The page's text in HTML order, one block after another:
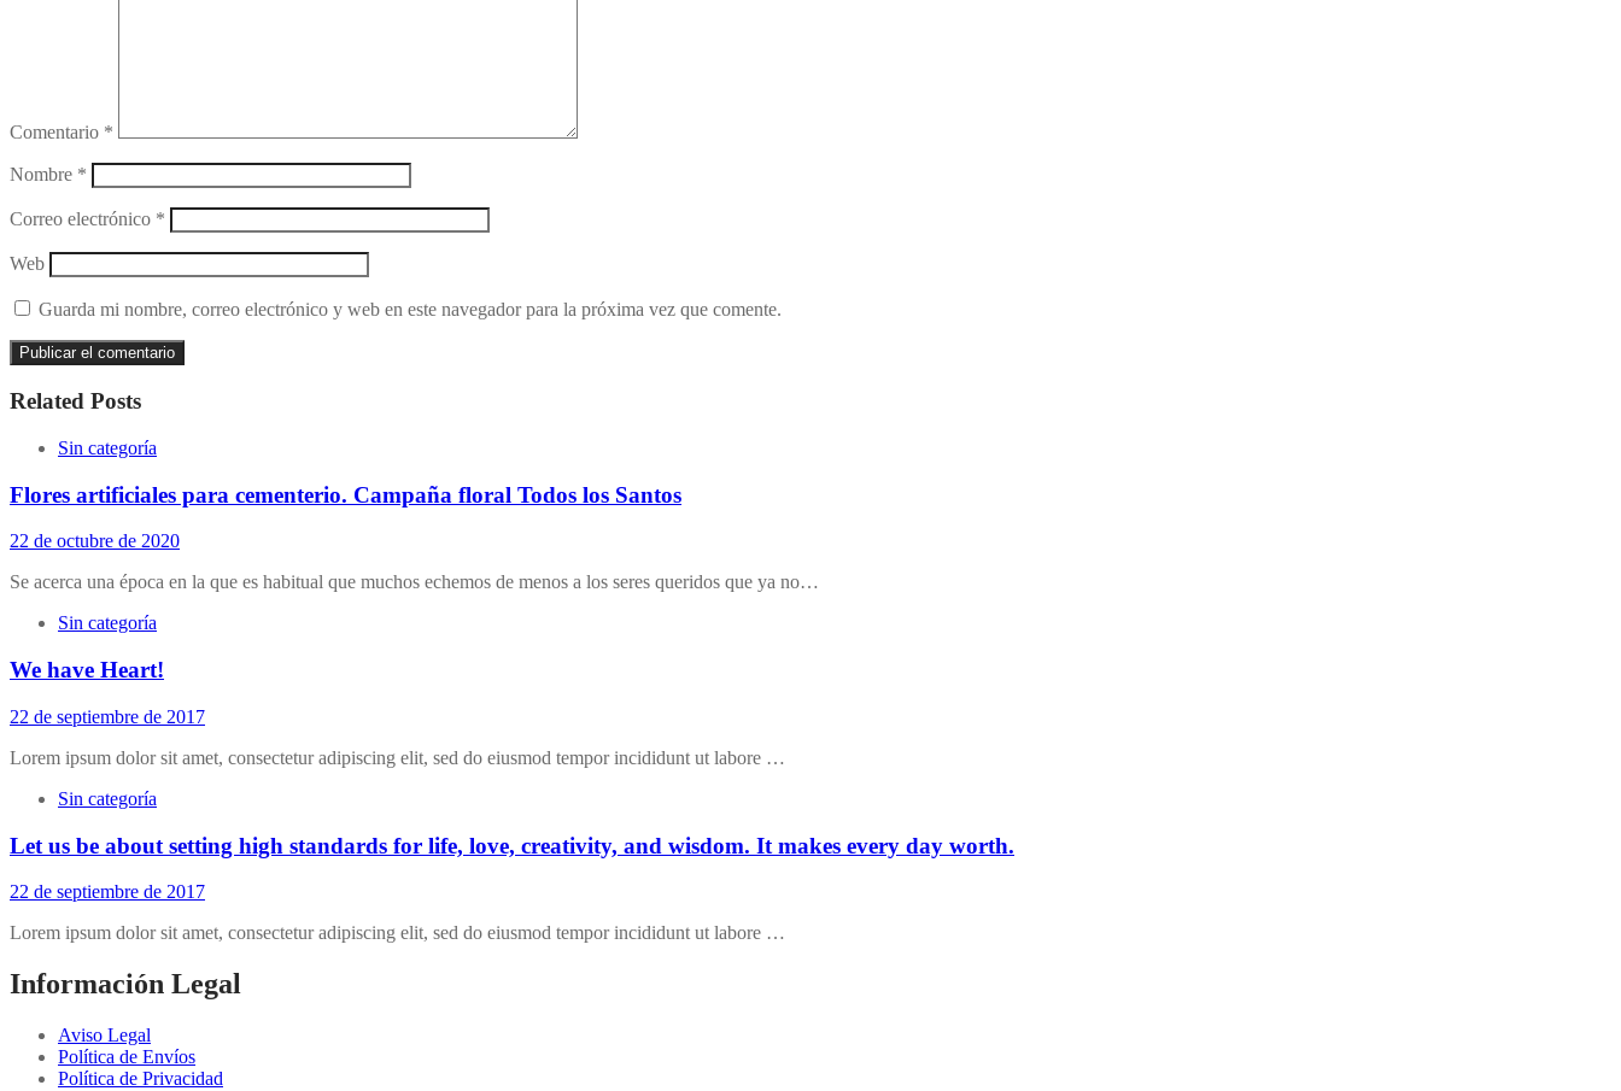
Comentario *
Nombre *
Correo electrónico *
Web
Guarda mi nombre, correo electrónico y web en este navegador para la próxima vez que comente.
Related Posts
Sin categoría
Flores artificiales para cementerio. Campaña floral Todos los Santos
22 de octubre de 2020
Se acerca una época en la que es habitual que muchos echemos de menos a los seres queridos que ya no…
Sin categoría
We have Heart!
22 de septiembre de 2017
Lorem ipsum dolor sit amet, consectetur adipiscing elit, sed do eiusmod tempor incididunt ut labore …
Sin categoría
Let us be about setting high standards for life, love, creativity, and wisdom. It makes every day worth.
22 de septiembre de 2017
Lorem ipsum dolor sit amet, consectetur adipiscing elit, sed do eiusmod tempor incididunt ut labore …
Información Legal
Aviso Legal
Política de Envíos
Política de Privacidad